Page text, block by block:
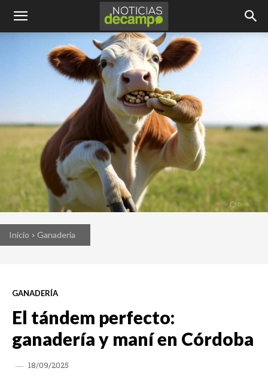
Inicio Ganadería
GANADERÍA
El tándem perfecto:
ganadería y maní en Córdoba
18/09/2025